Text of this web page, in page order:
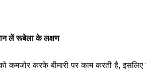
लें रूबेला के लक्षण
कमजोर करके बीमारी पर काम करती है,